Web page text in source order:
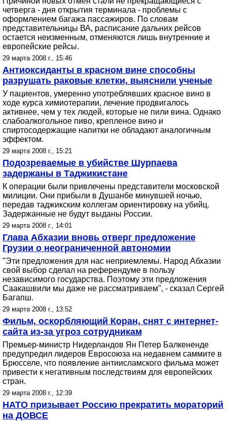
четверга - дня открытия терминала - проблемы с
оформлением багажа пассажиров. По словам
представительницы ВА, расписание дальних рейсов
остается неизменным, отменяются лишь внутренние и
европейские рейсы.
29 марта 2008 г., 15:46
Антиоксиданты в красном вине способны
разрушать раковые клетки, выяснили ученые
У пациентов, умеренно употреблявших красное вино в
ходе курса химиотерапии, лечение продвигалось
активнее, чем у тех людей, которые не пили вина. Однако
слабоалкогольное пиво, крепленое вино и
спиртосодержащие напитки не обладают аналогичным
эффектом.
29 марта 2008 г., 15:21
Подозреваемые в убийстве Шурпаева
задержаны в Таджикистане
К операции были привлечены представители московской
милиции. Они прибыли в Душанбе минувшей ночью,
передав таджикским коллегам ориентировку на убийц.
Задержанные не будут выданы России.
29 марта 2008 г., 14:01
Глава Абхазии вновь отверг предложение
Грузии о неограниченной автономии
"Эти предложения для нас неприемлемы. Народ Абхазии
свой выбор сделал на референдуме в пользу
независимого государства. Поэтому эти предложения
Саакашвили мы даже не рассматриваем", - сказал Сергей
Багапш.
29 марта 2008 г., 13:52
Фильм, оскорбляющий Коран, снят с интернет-
сайта из-за угроз сотрудникам
Премьер-министр Нидерландов Ян Петер Балкененде
предупредил лидеров Евросоюза на недавнем саммите в
Брюсселе, что появление антиисламского фильма может
привести к негативным последствиям для европейских
стран.
29 марта 2008 г., 12:39
НАТО призывает Россию прекратить мораторий
на ДОВСЕ